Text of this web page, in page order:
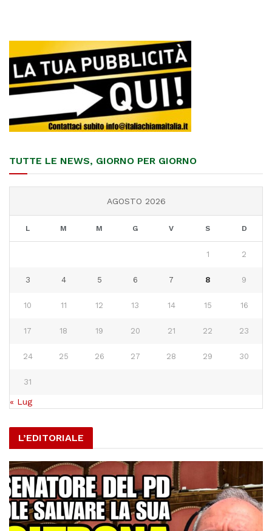
TUTTE LE NEWS, GIORNO PER GIORNO
AGOSTO 2026
L M M G V S D
1 2
3 4 5 6 7 8 9
10 11 12 13 14 15 16
17 18 19 20 21 22 23
24 25 26 27 28 29 30
31
« Lug
L’EDITORIALE